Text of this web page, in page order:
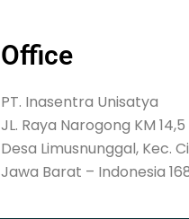
Office
PT. Inasentra Unisatya
JL. Raya Narogong KM
Desa Limusnunggal, Kec.
Jawa Barat – Indonesia